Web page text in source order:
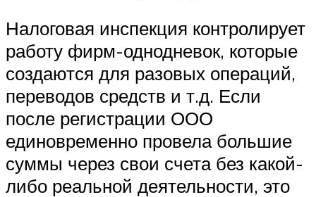
Налоговая инспекция контролирует
работу фирм-однодневок, которые
создаются для разовых операций,
переводов средств и т.д. Если
после регистрации ООО
единовременно провела большие
суммы через свои счета без какой-
либо реальной деятельности, это